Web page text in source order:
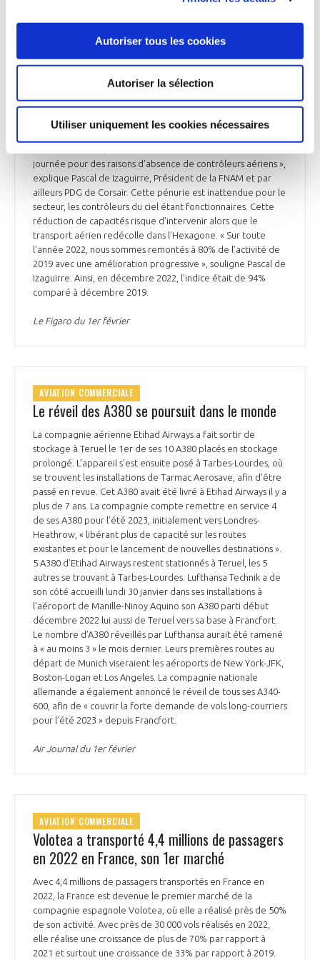
Autoriser tous les cookies
Autoriser la sélection
Utiliser uniquement les cookies nécessaires
Laurent Timsit, « la décision n’a pas encore été annoncée
officiellement, mais on parle d’une limitation à 20 départs
au minimum ». Cela pénaliserait particulièrement les
compagnies low-cost, qui ont des avions basés à Orly et
d’entamer des rotations dès l’aube figure au cœur du
modèle économique de ces transporteurs aériens
journée pour des raisons d’absence de contrôleurs aériens »,
explique Pascal de Izaguirre, Président de la FNAM et par
ailleurs PDG de Corsair. Cette pénurie est inattendue pour le
secteur, les contrôleurs du ciel étant fonctionnaires. Cette
réduction de capacités risque d’intervenir alors que le
transport aérien redécolle dans l’Hexagone. « Sur toute
l’année 2022, nous sommes remontés à 80% de l’activité de
2019 avec une amélioration progressive », souligne Pascal de
Izaguirre. Ainsi, en décembre 2022, l’indice était de 94%
comparé à décembre 2019.
Le Figaro du 1er février
AVIATION COMMERCIALE
Le réveil des A380 se poursuit dans le monde
La compagnie aérienne Etihad Airways a fait sortir de
stockage à Teruel le 1er de ses 10 A380 placés en stockage
prolongé. L’appareil s’est ensuite posé à Tarbes-Lourdes, où
se trouvent les installations de Tarmac Aerosave, afin d’être
passé en revue. Cet A380 avait été livré à Etihad Airways il y a
plus de 7 ans. La compagnie compte remettre en service 4
de ses A380 pour l’été 2023, initialement vers Londres-
Heathrow, « libérant plus de capacité sur les routes
existantes et pour le lancement de nouvelles destinations ».
5 A380 d’Etihad Airways restent stationnés à Teruel, les 5
autres se trouvant à Tarbes-Lourdes. Lufthansa Technik a de
son côté accueilli lundi 30 janvier dans ses installations à
l’aéroport de Manille-Ninoy Aquino son A380 parti début
décembre 2022 lui aussi de Teruel vers sa base à Francfort.
Le nombre d’A380 réveillés par Lufthansa aurait été ramené
à « au moins 3 » le mois dernier. Leurs premières routes au
départ de Munich viseraient les aéroports de New York-JFK,
Boston-Logan et Los Angeles. La compagnie nationale
allemande a également annoncé le réveil de tous ses A340-
600, afin de « couvrir la forte demande de vols long-courriers
pour l’été 2023 » depuis Francfort.
Air Journal du 1er février
AVIATION COMMERCIALE
Volotea a transporté 4,4 millions de passagers
en 2022 en France, son 1er marché
Avec 4,4 millions de passagers transportés en France en
2022, la France est devenue le premier marché de la
compagnie espagnole Volotea, où elle a réalisé près de 50%
de son activité. Avec près de 30 000 vols réalisés en 2022,
elle réalise une croissance de plus de 70% par rapport à
2021 et surtout une croissance de 33% par rapport à 2019.